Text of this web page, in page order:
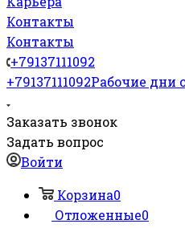
Контакты
Контакты
+79137111092
+79137111092Рабочие дни
Заказать звонок
Задать вопрос
Войти
Корзина0
Отложенные0